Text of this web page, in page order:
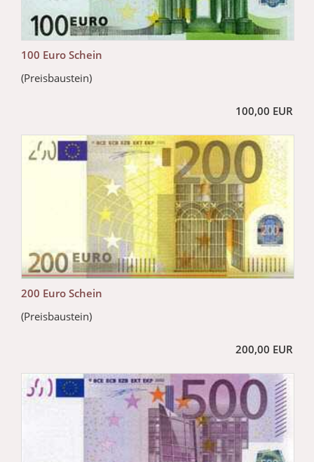
100 Euro Schein
(Preisbaustein)
100,00 EUR
200 Euro Schein
(Preisbaustein)
200,00 EUR